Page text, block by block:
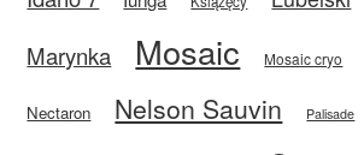
Marynka
Mosaic Mosaic cryo
Nectaron Nelson Sauvin Palisade